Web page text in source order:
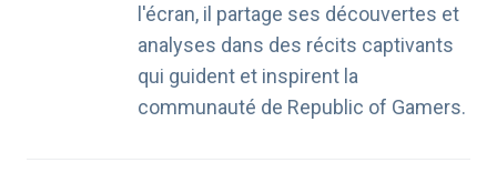
l'écran, il partage ses découvertes et
analyses dans des récits captivants
qui guident et inspirent la
communauté de Republic of Gamers.